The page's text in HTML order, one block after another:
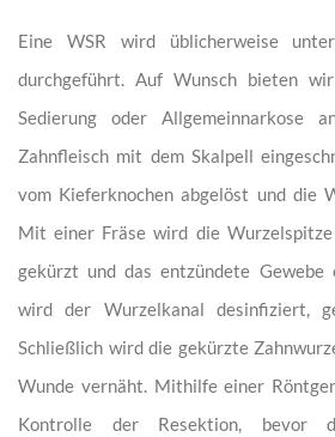
Eine WSR wird üblicherweise
durchgeführt. Auf Wunsch bieten
Sedierung oder Allgemeinnarkose
Zahnfleisch mit dem Skalpell
vom Kieferknochen abgelöst und die
Mit einer Fräse wird die
gekürzt und das entzündete Gewebe
wird der Wurzelkanal desinfiziert,
Schließlich wird die gekürzte
Wunde vernäht. Mithilfe einer
Kontrolle der Resektion, bevor